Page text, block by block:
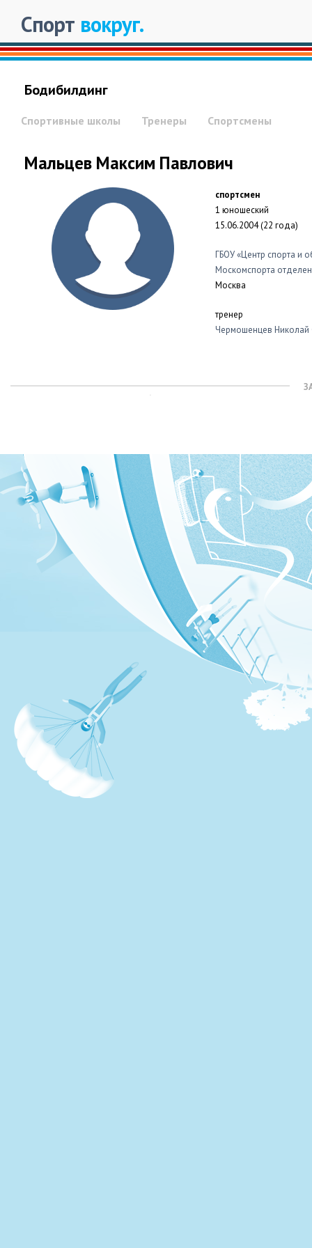
Спорт вокруг.
Бодибилдинг
Спортивные школы Тренеры Спортсмены
Мальцев Максим Павлович
спортсмен
1 юношеский
15.06.2004 (22 года)
ГБОУ «Центр спорта и
Москомспорта
Москва
тренер
Чермошенцев Николай